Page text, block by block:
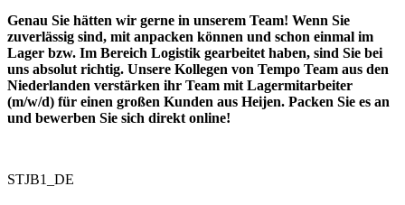
Genau Sie hätten wir gerne in unserem Team! Wenn Sie
zuverlässig sind, mit anpacken können und schon einmal im
Lager bzw. Im Bereich Logistik gearbeitet haben, sind Sie bei
uns absolut richtig. Unsere Kollegen von Tempo Team aus den
Niederlanden verstärken ihr Team mit Lagermitarbeiter
(m/w/d) für einen großen Kunden aus Heijen. Packen Sie es an
und bewerben Sie sich direkt online!
STJB1_DE